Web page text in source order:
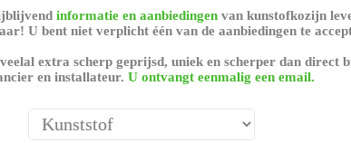
informatie en aanbiedingenvan kunstofkozijn
U bent niet verplicht één van de aanbiedingen te
extra scherp geprijsd, uniek en scherper dan direct
en installateur. U ontvangt eenmalig een email.